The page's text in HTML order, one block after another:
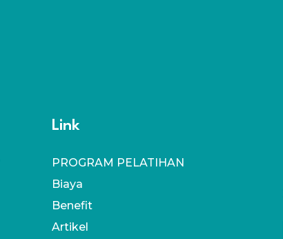
Link
PROGRAM PELATIHAN
Biaya
Benefit
Artikel